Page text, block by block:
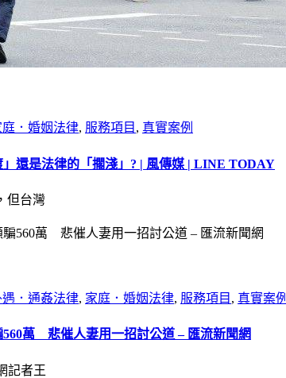
庭．婚姻法律, 服務項目 , 真實案例
還是法律的「擱淺」? | 風傳媒 | LINE TODAY
但台灣
遇．通姦法律, 家庭．婚姻法律, 服務項目 , 真實案例
萬 悲催人妻用一招討公道 – 匯流新聞網
記者王